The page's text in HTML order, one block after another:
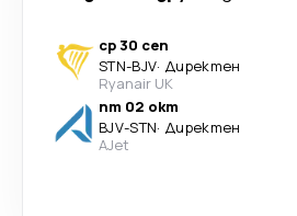
ср 30 сеп
STN-BJV· Директен
Ryanair UK
пт 02 окт
BJV-STN· Директен
AJet